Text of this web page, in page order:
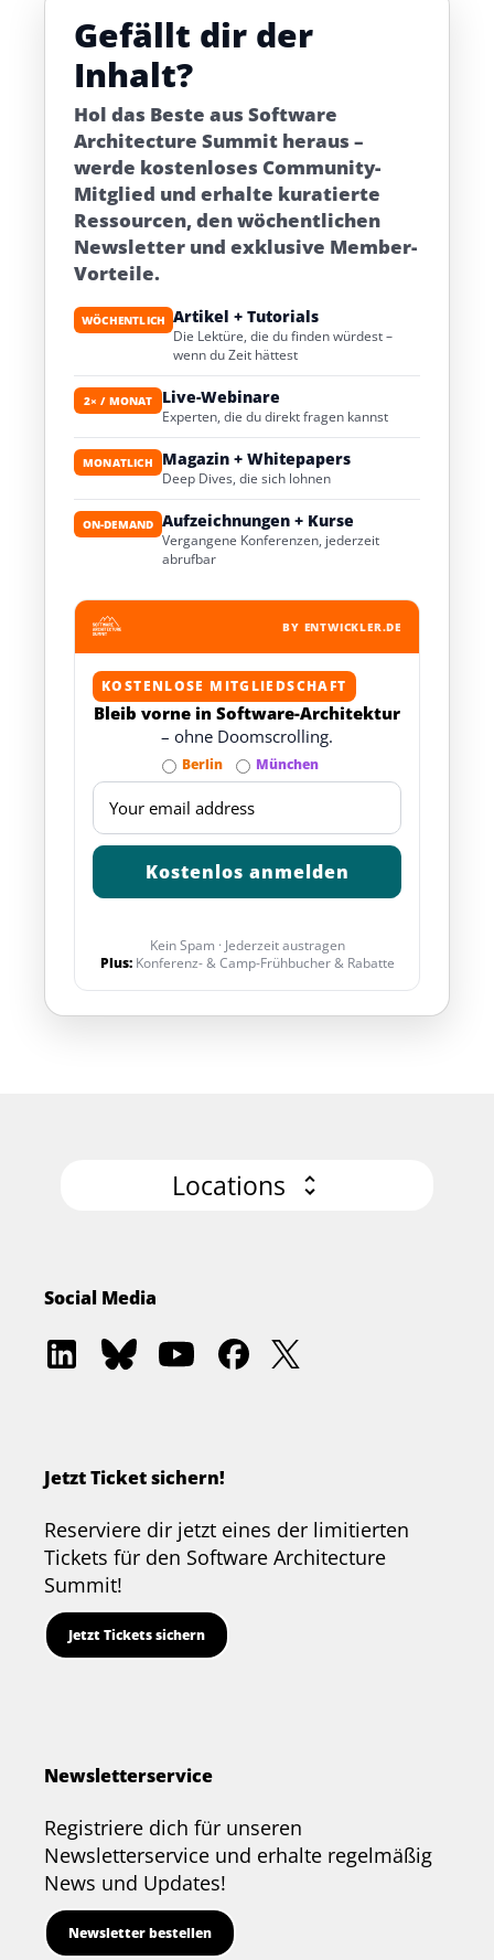
Gefällt dir der
Inhalt?
Hol das Beste aus Software
Architecture Summit heraus –
werde kostenloses Community-
Mitglied und erhalte kuratierte
Ressourcen, den wöchentlichen
Newsletter und exklusive Member-
Vorteile.
WÖCHENTLICH Artikel + Tutorials
Die Lektüre, die du finden würdest –
wenn du Zeit hättest
2× / MONAT Live-Webinare
Experten, die du direkt fragen kannst
MONATLICH Magazin + Whitepapers
Deep Dives, die sich lohnen
ON-DEMAND Aufzeichnungen + Kurse
Vergangene Konferenzen, jederzeit
abrufbar
BY ENTWICKLER.DE
KOSTENLOSE MITGLIEDSCHAFT
Bleib vorne in Software-Architektur
– ohne Doomscrolling.
Berlin München
Kein Spam · Jederzeit austragen
Plus:Konferenz- & Camp-Frühbucher & Rabatte
Locations
Social Media
Software
Architecture
Software
Architecture
Software
Architecture
Software
Architecture
Jetzt Ticket sichern!
Reserviere dir jetzt eines der limitierten
Tickets für den Software Architecture
Summit!
Jetzt Tickets sichern
Newsletterservice
Registriere dich für unseren
Newsletterservice und erhalte regelmäßig
News und Updates!
Newsletter bestellen